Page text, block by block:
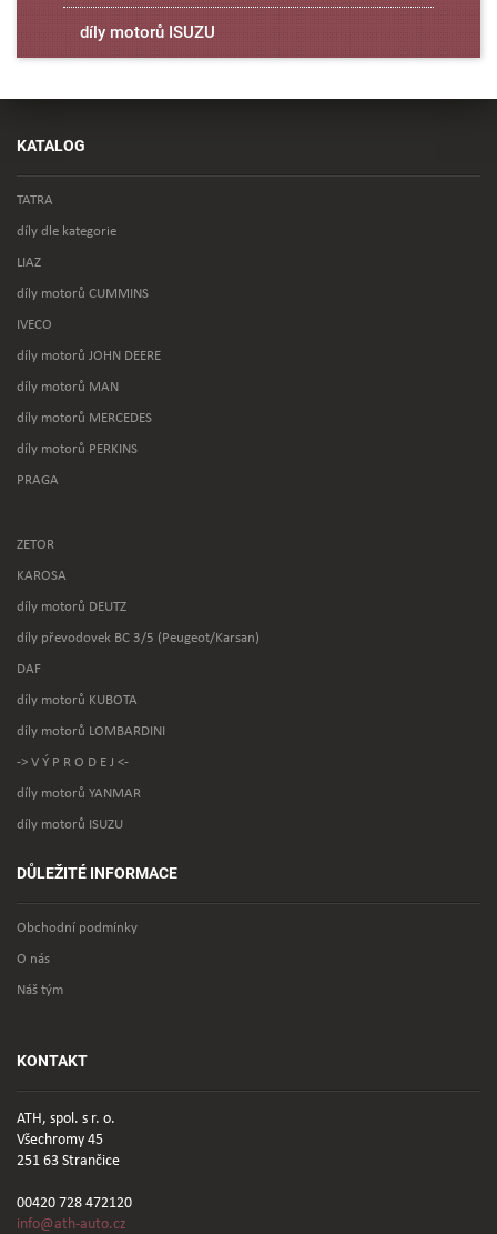
díly motorů ISUZU
KATALOG
TATRA
díly dle kategorie
LIAZ
díly motorů CUMMINS
IVECO
díly motorů JOHN DEERE
díly motorů MAN
díly motorů MERCEDES
díly motorů PERKINS
PRAGA
ZETOR
KAROSA
díly motorů DEUTZ
díly převodovek BC 3/5 (Peugeot/Karsan)
DAF
díly motorů KUBOTA
díly motorů LOMBARDINI
-> V Ý P R O D E J <-
díly motorů YANMAR
díly motorů ISUZU
DŮLEŽITÉ INFORMACE
Obchodní podmínky
O nás
Náš tým
KONTAKT
ATH, spol. s r. o.
Všechromy 45
251 63 Strančice
00420 728 472120
info@ath-auto.cz